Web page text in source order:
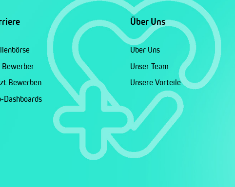
Bewerber
Bewerben
Dashboards
Über Uns
Über Uns
Unser Team
Unsere Vorteile